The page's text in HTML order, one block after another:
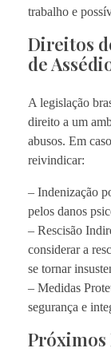
trabalho e
Direitos
de
A legislação
direito a um
abusos. Em
reivindicar:
– Indenização
pelos danos
– Rescisão
considerar a
se tornar
– Medidas
segurança e
Próximos